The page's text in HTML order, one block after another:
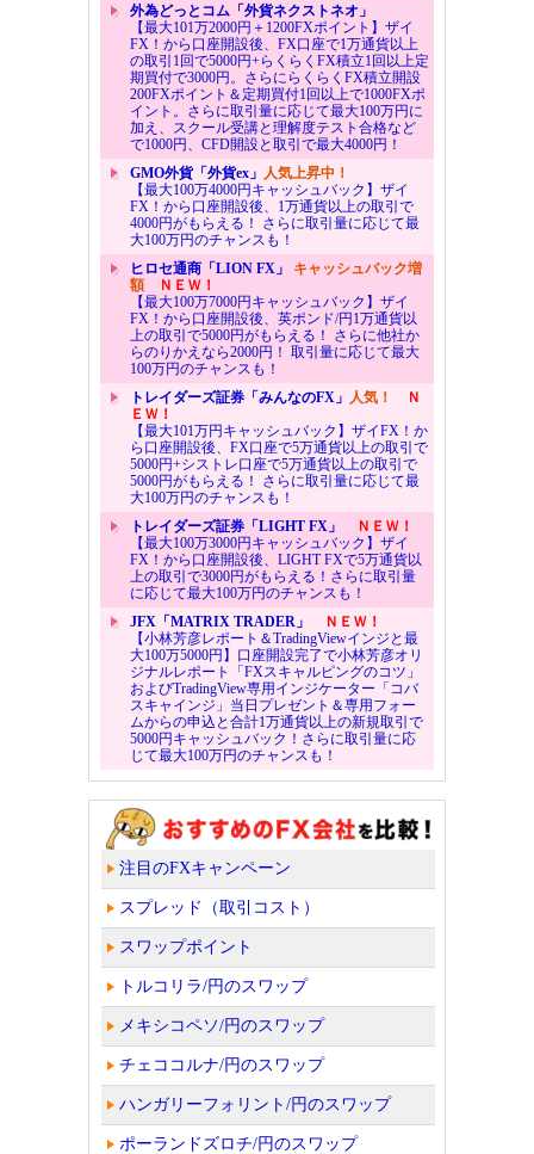
外為どっとコム「外貨ネクストネオ」
【最大101万2000円＋1200FXポイント】ザイ
FX！から口座開設後、FX口座で1万通貨以上
の取引1回で5000円+らくらくFX積立1回以上定
期買付で3000円。さらにらくらくFX積立開設
200FXポイント＆定期買付1回以上で1000FXポ
イント。さらに取引量に応じて最大100万円に
加え、スクール受講と理解度テスト合格など
で1000円、CFD開設と取引で最大4000円！
GMO外貨「外貨ex」 人気上昇中！
【最大100万4000円キャッシュバック】ザイ
FX！から口座開設後、1万通貨以上の取引で
4000円がもらえる！ さらに取引量に応じて最
大100万円のチャンスも！
ヒロセ通商「LION FX」 キャッシュバック増
額ＮＥＷ！
【最大100万7000円キャッシュバック】ザイ
FX！から口座開設後、英ポンド/円1万通貨以
上の取引で5000円がもらえる！ さらに他社か
らのりかえなら2000円！ 取引量に応じて最大
100万円のチャンスも！
トレイダーズ証券「みんなのFX」 人気！
Ｎ
ＥＷ！
【最大101万円キャッシュバック】ザイFX！か
ら口座開設後、FX口座で5万通貨以上の取引で
5000円+シストレ口座で5万通貨以上の取引で
5000円がもらえる！ さらに取引量に応じて最
大100万円のチャンスも！
トレイダーズ証券「LIGHT FX」
ＮＥＷ！
【最大100万3000円キャッシュバック】ザイ
FX！から口座開設後、LIGHT FXで5万通貨以
上の取引で3000円がもらえる！さらに取引量
に応じて最大100万円のチャンスも！
JFX「MATRIX TRADER」
ＮＥＷ！
【小林芳彦レポート＆TradingViewインジと最
大100万5000円】口座開設完了で小林芳彦オリ
ジナルレポート「FXスキャルピングのコツ」
およびTradingView専用インジケーター「コバ
スキャインジ」当日プレゼント＆専用フォー
ムからの申込と合計1万通貨以上の新規取引で
5000円キャッシュバック！さらに取引量に応
じて最大100万円のチャンスも！
注目のFXキャンペーン
スプレッド（取引コスト）
スワップポイント
トルコリラ/円のスワップ
メキシコペソ/円のスワップ
チェココルナ/円のスワップ
ハンガリーフォリント/円のスワップ
ポーランドズロチ/円のスワップ